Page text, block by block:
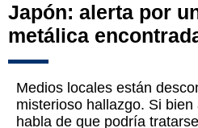
Japón: alerta por
metálica
Medios locales están
misterioso hallazgo. Si
habla de que podría